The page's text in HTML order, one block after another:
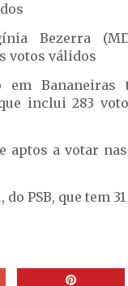
Bezerra
votos válidos
em Bananeiras
inclui 283
aptos a votar
PSB, que tem 31